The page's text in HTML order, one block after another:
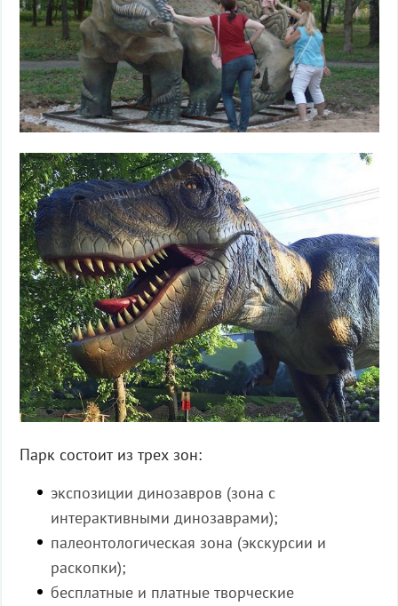
Парк состоит из трех зон:
экспозиции динозавров (зона с
интерактивными динозаврами);
палеонтологическая зона (экскурсии и
раскопки);
бесплатные и платные творческие